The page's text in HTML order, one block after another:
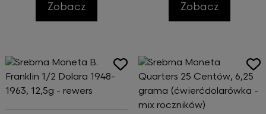
Zobacz Zobacz